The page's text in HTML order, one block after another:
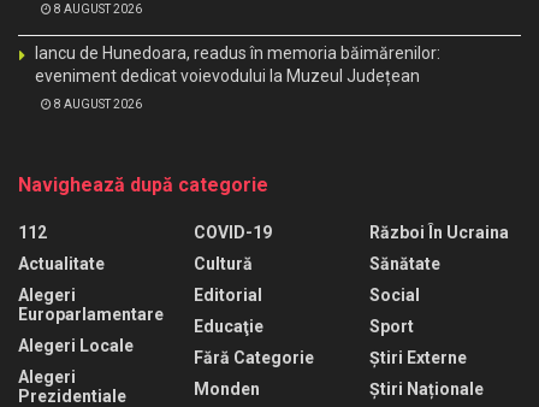
8 AUGUST 2026
Iancu de Hunedoara, readus în memoria băimărenilor:
eveniment dedicat voievodului la Muzeul Județean
8 AUGUST 2026
Navighează după categorie
112
Actualitate
Alegeri
Europarlamentare
Alegeri Locale
Alegeri
Prezidentiale
COVID-19
Cultură
Editorial
Educaţie
Fără Categorie
Monden
Război În Ucraina
Sănătate
Social
Sport
Știri Externe
Știri Naționale